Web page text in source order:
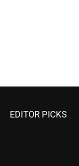
EDITOR PICKS